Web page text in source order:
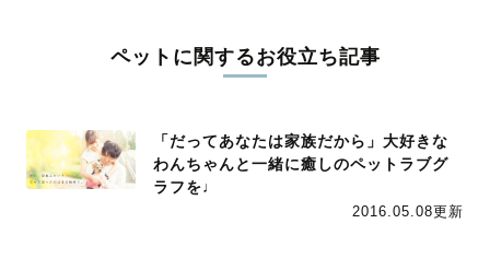
ペットに関するお役立ち記事
「だってあなたは家族だから」大好きな
わんちゃんと一緒に癒しのペットラブグ
ラフを♩
2016.05.08更新